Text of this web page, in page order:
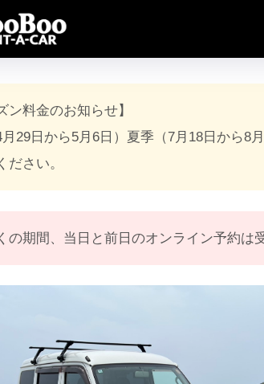
ン料金のお知らせ】
29日から5月6日）夏季（7月18日から8
ださい。
の期間、当日と前日のオンライン予約は